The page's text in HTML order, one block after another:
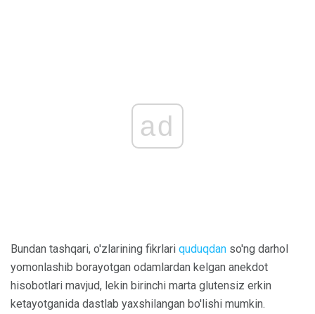
ad
Bundan tashqari, o'zlarining fikrlari quduqdan so'ng darhol
yomonlashib borayotgan odamlardan kelgan anekdot
hisobotlari mavjud, lekin birinchi marta glutensiz erkin
ketayotganida dastlab yaxshilangan bo'lishi mumkin.